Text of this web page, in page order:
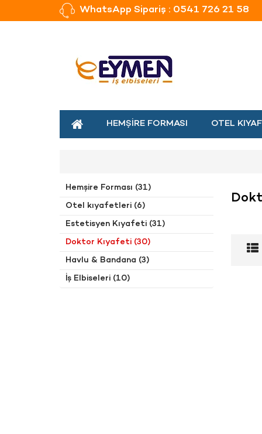
WhatsApp Sipariş : 0541 726 21 58
HEMŞIRE FORMASI OTEL
Hemşire Forması (31)
Otel kıyafetleri (6)
Estetisyen Kıyafeti (31)
Doktor Kıyafeti (30)
Havlu & Bandana (3)
İş Elbiseleri (10)